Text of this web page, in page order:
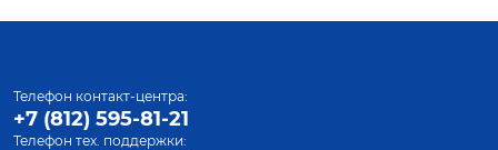
Телефон контакт-центра:
+7 (812) 595-81-21
Телефон тех. поддержки: